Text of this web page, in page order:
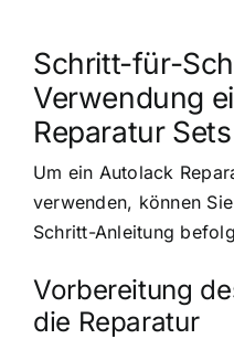
Schritt-für-
Verwendung
Reparatur Sets
Um ein Autolack
verwenden, können
Schritt-Anleitung
Vorbereitung
die Reparatur